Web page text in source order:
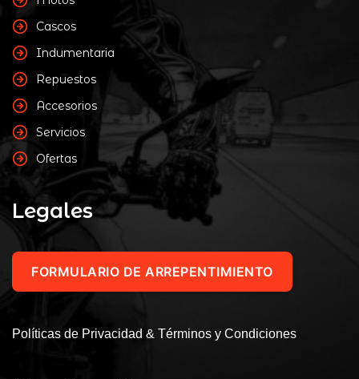
Cascos
Indumentaria
Repuestos
Accesorios
Servicios
Ofertas
Legales
FORMULARIO DE ARREPENTIMIENTO
Políticas de Privacidad & Términos y Condiciones